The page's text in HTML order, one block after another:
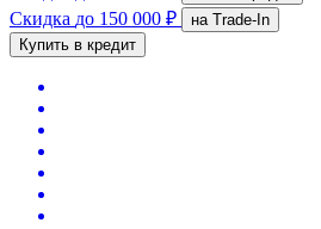
Скидка до 150 000 ₽
на Trade-In
Купить в кредит